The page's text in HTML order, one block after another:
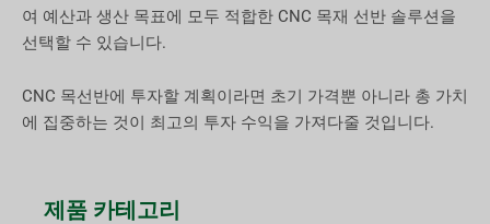
여 예산과 생산 목표에 모두 적합한 CNC 목재 선반 솔루션을
선택할 수 있습니다.
CNC 목선반에 투자할 계획이라면 초기 가격뿐 아니라 총 가치
에 집중하는 것이 최고의 투자 수익을 가져다줄 것입니다.
제품 카테고리